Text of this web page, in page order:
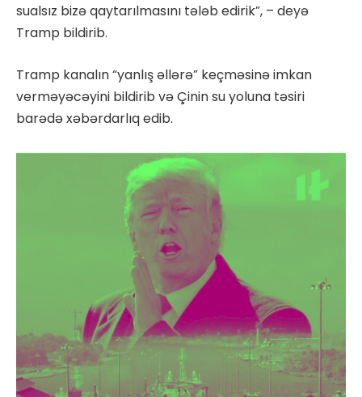
sualsız bizə qaytarılmasını tələb edirik”, – deyə
Tramp bildirib.
Tramp kanalın “yanlış əllərə” keçməsinə imkan
verməyəcəyini bildirib və Çinin su yoluna təsiri
barədə xəbərdarlıq edib.